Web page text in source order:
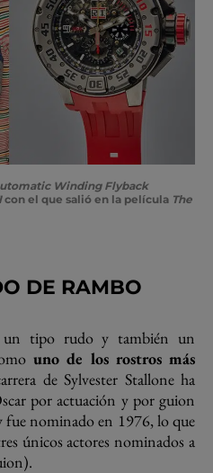
Winding Flyback
con el que salió en la película The
DE RAMBO
un tipo rudo y también un
uno de los rostros más
de Sylvester Stallone ha
por actuación y por guion
nominado en 1976, lo que
únicos actores nominados a